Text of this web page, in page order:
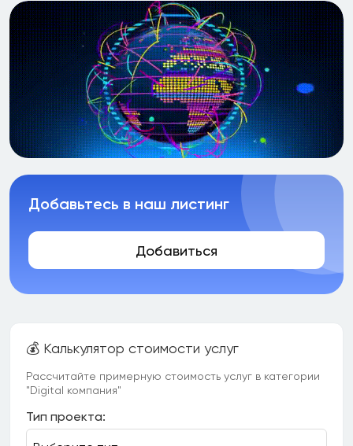
Добавьтесь в наш листинг
Добавиться
💰 Калькулятор стоимости услуг
Рассчитайте примерную стоимость услуг в категории
"Digital компания"
Тип проекта: